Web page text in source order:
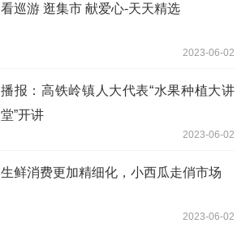
看巡游 逛集市 献爱心-天天精选
2023-06-02
播报：高铁岭镇人大代表“水果种植大讲
堂”开讲 ​
2023-06-02
生鲜消费更加精细化，小西瓜走俏市场
2023-06-02